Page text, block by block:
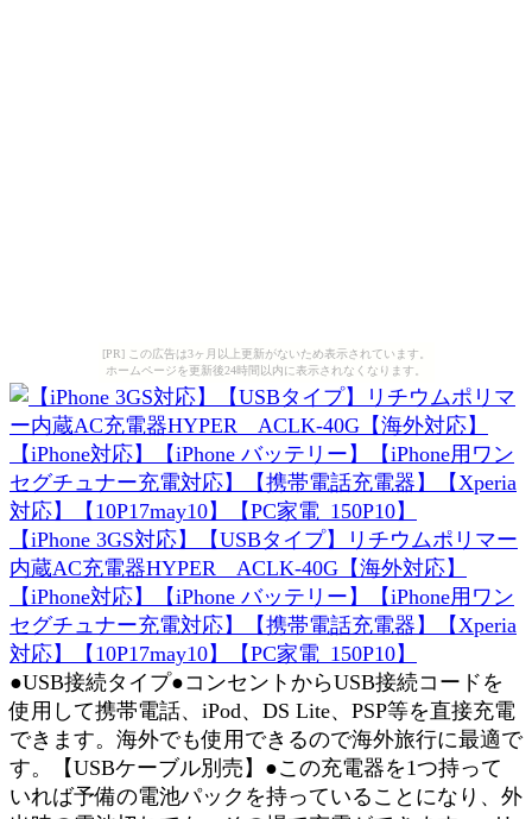
[PR] この広告は3ヶ月以上更新がないため表示されています。
ホームページを更新後24時間以内に表示されなくなります。
【iPhone 3GS対応】【USBタイプ】リチウムポリマー
内蔵AC充電器HYPER ACLK-40G【海外対応】
【iPhone対応】【iPhone バッテリー】【iPhone用ワン
セグチュナー充電対応】【携帯電話充電器】【Xperia
対応】【10P17may10】【PC家電_150P10】
●USB接続タイプ●コンセントからUSB接続コードを
使用して携帯電話、iPod、DS Lite、PSP等を直接充電
できます。海外でも使用できるので海外旅行に最適で
す。【USBケーブル別売】●この充電器を1つ持って
いれば予備の電池パックを持っていることになり、外